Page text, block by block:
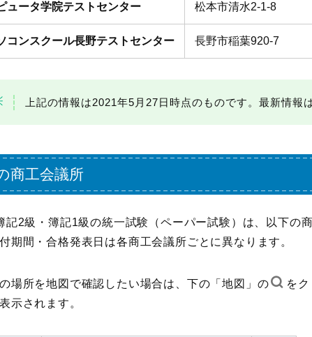
ュータ学院テストセンター 松本市清水2-1-8
コンスクール長野テストセンター 長野市稲葉920-7
上記の情報は2021年5月27日時点のものです。最新情報
商工会議所
記2級・簿記1級の統一試験（ペーパー試験）は、以下の
期間・合格発表日は各商工会議所ごとに異なります。
場所を地図で確認したい場合は、下の「地図」の
を
示されます。